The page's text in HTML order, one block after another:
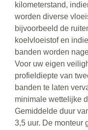
kilometerstand,
worden diverse
bijvoorbeeld de
koelvloeistof en
banden worden
Voor uw eigen
profieldiepte van
banden te laten
minimale wettelijke
Gemiddelde duur
3,5 uur. De monteur